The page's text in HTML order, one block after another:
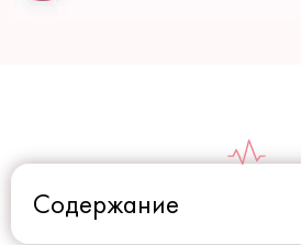
Содержание